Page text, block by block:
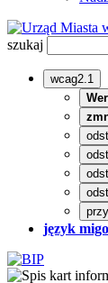
szukaj
wcag2.1
język